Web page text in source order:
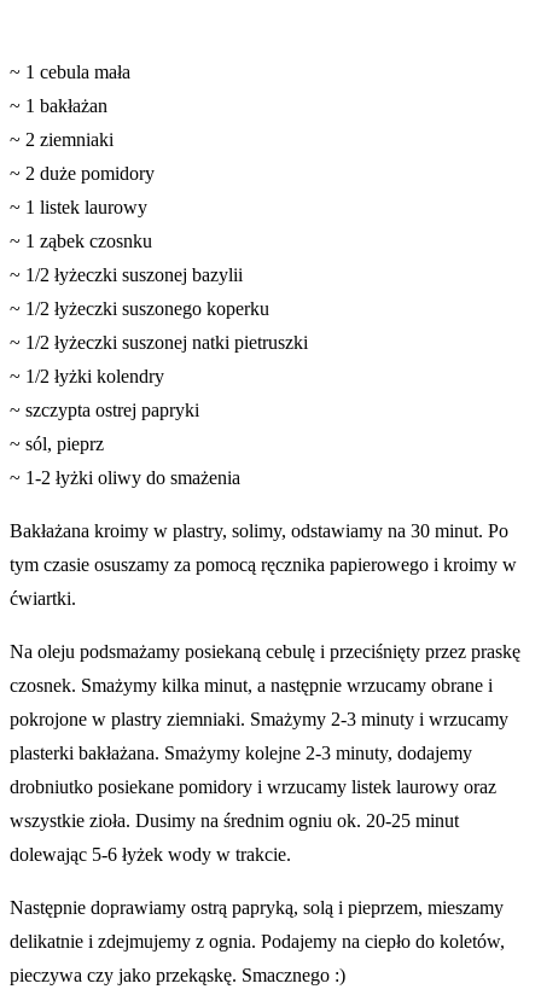
~ 1 cebula mała
~ 1 bakłażan
~ 2 ziemniaki
~ 2 duże pomidory
~ 1 listek laurowy
~ 1 ząbek czosnku
~ 1/2 łyżeczki suszonej bazylii
~ 1/2 łyżeczki suszonego koperku
~ 1/2 łyżeczki suszonej natki pietruszki
~ 1/2 łyżki kolendry
~ szczypta ostrej papryki
~ sól, pieprz
~ 1-2 łyżki oliwy do smażenia
Bakłażana kroimy w plastry, solimy, odstawiamy na 30 minut. Po
tym czasie osuszamy za pomocą ręcznika papierowego i kroimy w
ćwiartki.
Na oleju podsmażamy posiekaną cebulę i przeciśnięty przez praskę
czosnek. Smażymy kilka minut, a następnie wrzucamy obrane i
pokrojone w plastry ziemniaki. Smażymy 2-3 minuty i wrzucamy
plasterki bakłażana. Smażymy kolejne 2-3 minuty, dodajemy
drobniutko posiekane pomidory i wrzucamy listek laurowy oraz
wszystkie zioła. Dusimy na średnim ogniu ok. 20-25 minut
dolewając 5-6 łyżek wody w trakcie.
Następnie doprawiamy ostrą papryką, solą i pieprzem, mieszamy
delikatnie i zdejmujemy z ognia. Podajemy na ciepło do koletów,
pieczywa czy jako przekąskę. Smacznego :)